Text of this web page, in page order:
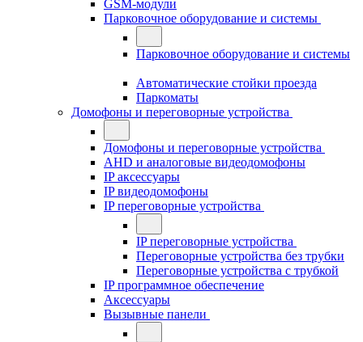
GSM-модули
Парковочное оборудование и системы
Парковочное оборудование и системы
Автоматические стойки проезда
Паркоматы
Домофоны и переговорные устройства
Домофоны и переговорные устройства
AHD и аналоговые видеодомофоны
IP аксессуары
IP видеодомофоны
IP переговорные устройства
IP переговорные устройства
Переговорные устройства без трубки
Переговорные устройства с трубкой
IP программное обеспечение
Аксессуары
Вызывные панели